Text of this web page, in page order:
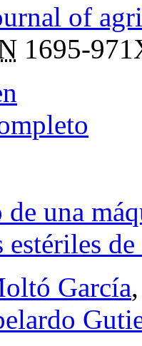
of
1695-
una
estériles
García